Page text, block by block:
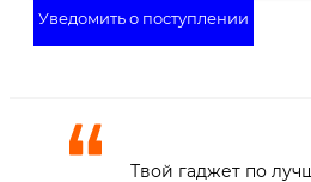
Уведомить о поступлении
Твой гаджет по